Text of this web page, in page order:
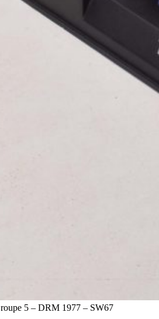
5 – DRM 1977 – SW67